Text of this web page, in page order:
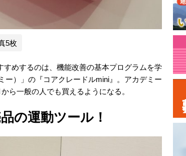
5枚
めするのは、機能改善の基本プログラムを学
ー）」の『コアクレードルmini』。アカデミー
ら一般の人でも買えるようになる。
の運動ツール！